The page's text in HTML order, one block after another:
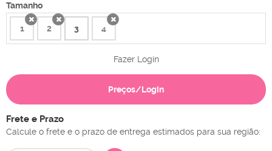
Tamanho
1 2 3 4
Fazer Login
Preços/Login
Frete e Prazo
Calcule o frete e o prazo de entrega estimados para sua região: